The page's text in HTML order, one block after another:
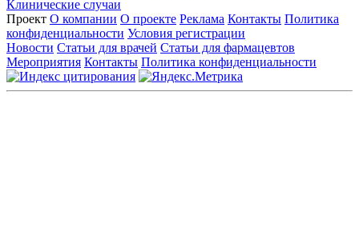
Клинические случаи
Проект О компании О проекте Реклама Контакты Политика
конфиденциальности Условия регистрации
Новости Статьи для врачей Статьи для фармацевтов
Мероприятия Контакты Политика конфиденциальности